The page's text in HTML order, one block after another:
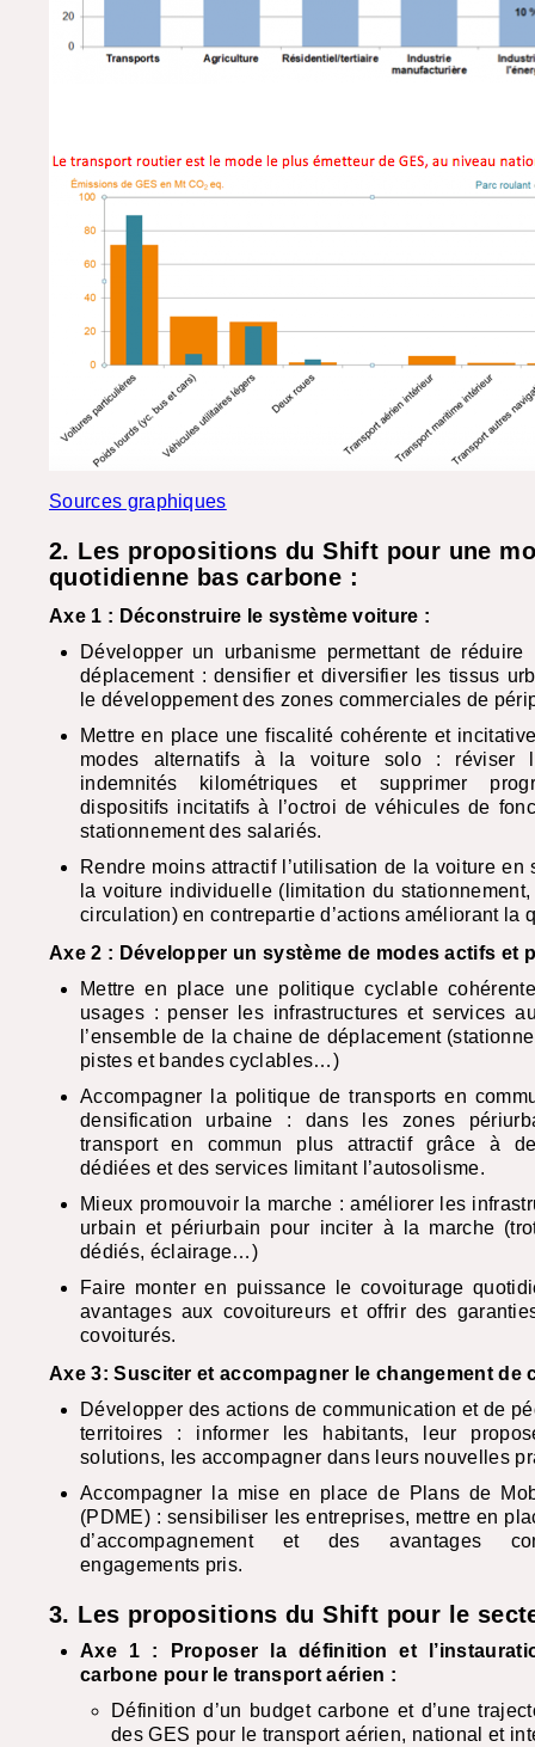
Sources graphiques
2. Les propositions du Shift pour une
quotidienne bas carbone :
Axe 1 : Déconstruire le système voiture :
Développer un urbanisme permettant de
déplacement : densifier et diversifier les tissus
le développement des zones commerciales de
Mettre en place une fiscalité cohérente et
modes alternatifs à la voiture solo : réviser
indemnités kilométriques et supprimer
dispositifs incitatifs à l’octroi de véhicules de
stationnement des salariés.
Rendre moins attractif l’utilisation de la voiture en
la voiture individuelle (limitation du
circulation) en contrepartie d’actions améliorant la
Axe 2 : Développer un système de modes actifs et
Mettre en place une politique cyclable
usages : penser les infrastructures et services
l’ensemble de la chaine de déplacement
pistes et bandes cyclables…)
Accompagner la politique de transports en
densification urbaine : dans les zones
transport en commun plus attractif grâce à
dédiées et des services limitant l’autosolisme.
Mieux promouvoir la marche : améliorer les
urbain et périurbain pour inciter à la marche
dédiés, éclairage…)
Faire monter en puissance le covoiturage
avantages aux covoitureurs et offrir des
covoiturés.
Axe 3: Susciter et accompagner le changement de
Développer des actions de communication et de
territoires : informer les habitants, leur
solutions, les accompagner dans leurs nouvelles
Accompagner la mise en place de Plans de
(PDME) : sensibiliser les entreprises, mettre en
d’accompagnement et des avantages
engagements pris.
3. Les propositions du Shift pour le
Axe 1 : Proposer la définition et
carbone pour le transport aérien :
Définition d’un budget carbone et d’une
desGES pour le transport aérien, national et